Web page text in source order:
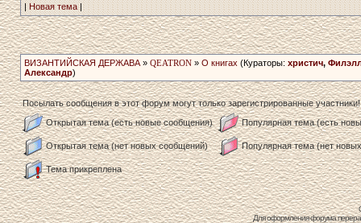
| Новая тема|
ВИЗАНТИЙСКАЯ ДЕРЖАВА» QEATRON» О книгах (Кураторы: христич,
Александр)
Посылать сообщения в этот форум могут только зарегистрированные участники!
Открытая тема (есть новые сообщения)
Популярная тема (есть
Открытая тема (нет новых сообщений) Популярная тема (нет
Тема прикреплена
Для оформления форума